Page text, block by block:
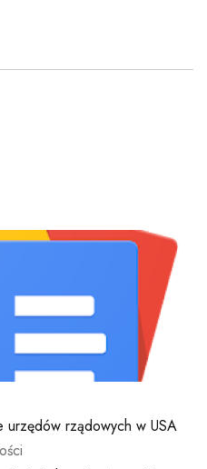
urzędów rządowych w USA